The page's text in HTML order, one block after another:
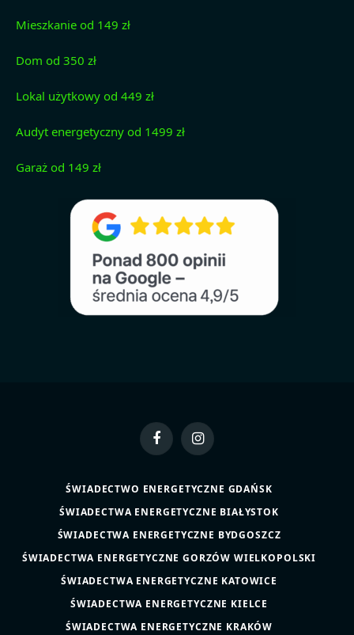
Mieszkanie od 149 zł
Dom od 350 zł
Lokal użytkowy od 449 zł
Audyt energetyczny od 1499 zł
Garaż od 149 zł
FacebookInstagram
ŚWIADECTWO ENERGETYCZNE GDAŃSK
ŚWIADECTWA ENERGETYCZNE BIAŁYSTOK
ŚWIADECTWA ENERGETYCZNE BYDGOSZCZ
ŚWIADECTWA ENERGETYCZNE GORZÓW WIELKOPOLSKI
ŚWIADECTWA ENERGETYCZNE KATOWICE
ŚWIADECTWA ENERGETYCZNE KIELCE
ŚWIADECTWA ENERGETYCZNE KRAKÓW